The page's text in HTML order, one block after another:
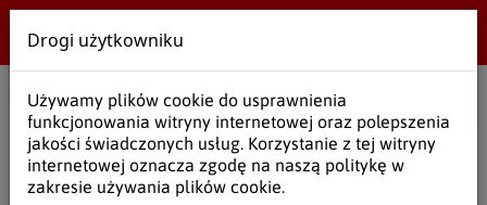
Wielobranżowe
Start / Środki czystości / Worki na śmieci / Worki na śmieci grube
Worki na śmieci LD 120L A25
Drogi użytkowniku
Używamy plików cookie do usprawnienia
funkcjonowania witryny internetowej oraz polepszenia
jakości świadczonych usług. Korzystanie z tej witryny
internetowej oznacza zgodę na naszą politykę w
zakresie używania plików cookie.